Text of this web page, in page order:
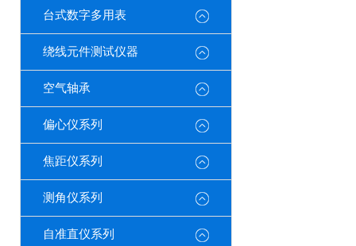
台式数字多用表
绕线元件测试仪器
空气轴承
偏心仪系列
焦距仪系列
测角仪系列
自准直仪系列